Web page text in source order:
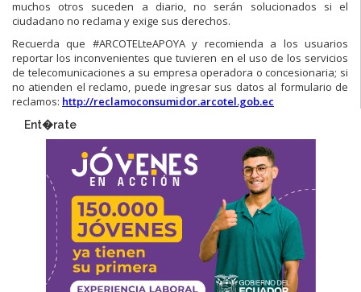
muchos otros suceden a diario, no serán solucionados si el
ciudadano no reclama y exige sus derechos.
Recuerda que #ARCOTELteAPOYA y recomienda a los usuarios
reportar los inconvenientes que tuvieren en el uso de los servicios
de telecomunicaciones a su empresa operadora o concesionaria; si
no atienden el reclamo, puede ingresar sus datos al formulario de
reclamos: http://reclamoconsumidor.arcotel.gob.ec
Ent�rate